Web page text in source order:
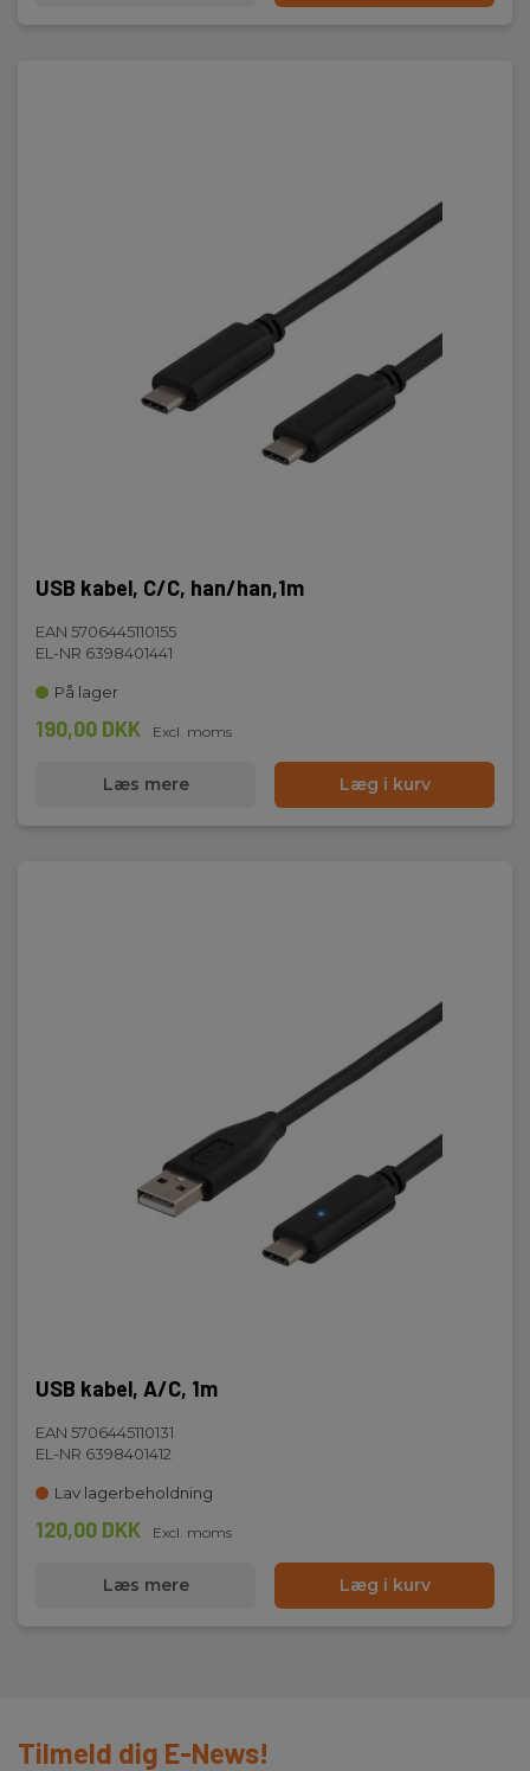
USB kabel, C/C, han/han,1m
EAN 5706445110155
EL-NR 6398401441
På lager
190,00 DKK Excl. moms
Læs mere Læg i kurv
USB kabel, A/C, 1m
EAN 5706445110131
EL-NR 6398401412
Lav lagerbeholdning
120,00 DKK Excl. moms
Læs mere Læg i kurv
Tilmeld dig E-News!